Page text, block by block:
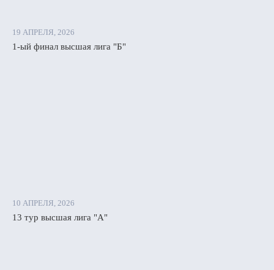
19 АПРЕЛЯ, 2026
1-ый финал высшая лига "Б"
10 АПРЕЛЯ, 2026
13 тур высшая лига "А"